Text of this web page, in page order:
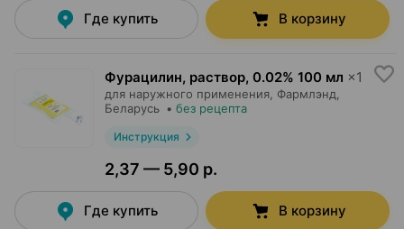
Где купить В корзину
Фурацилин, раствор, 0.02% 100 мл ×1
для наружного применения, Фармлэнд
Беларусь • без рецепта
Инструкция
2,37 — 5,90 р.
Где купить В корзину